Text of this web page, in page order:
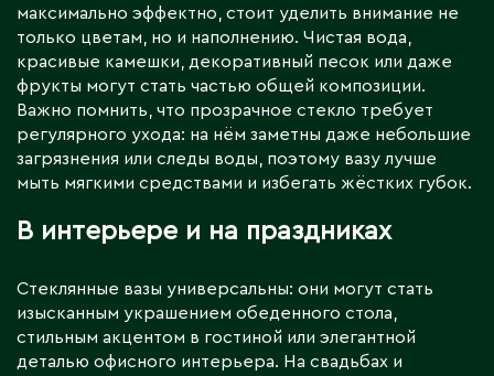
максимально эффектно, стоит уделить внимание не
только цветам, но и наполнению. Чистая вода,
красивые камешки, декоративный песок или даже
фрукты могут стать частью общей композиции.
Важно помнить, что прозрачное стекло требует
регулярного ухода: на нём заметны даже небольшие
загрязнения или следы воды, поэтому вазу лучше
мыть мягкими средствами и избегать жёстких губок.
В интерьере и на праздниках
Стеклянные вазы универсальны: они могут стать
изысканным украшением обеденного стола,
стильным акцентом в гостиной или элегантной
деталью офисного интерьера. На свадьбах и